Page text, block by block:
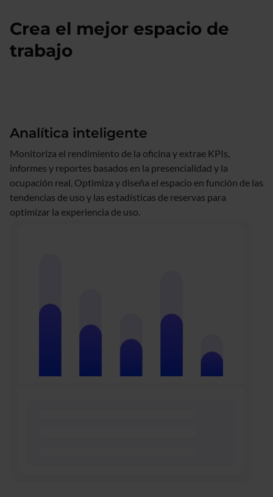
Crea el mejor espacio de
trabajo
Analítica inteligente
Monitoriza el rendimiento de la oficina y extrae KPIs,
informes y reportes basados en la presencialidad y la
ocupación real. Optimiza y diseña el espacio en función de las
tendencias de uso y las estadísticas de reservas para
optimizar la experiencia de uso.